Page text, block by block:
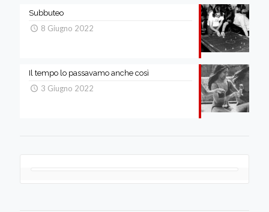
Subbuteo
8 Giugno 2022
Il tempo lo passavamo anche così
3 Giugno 2022